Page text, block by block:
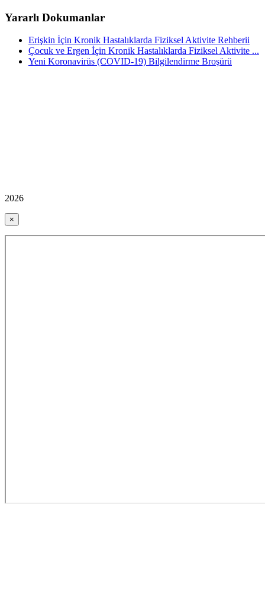
Yararlı Dokumanlar
Erişkin İçin Kronik Hastalıklarda Fiziksel Aktivite Rehberii
Çocuk ve Ergen İçin Kronik Hastalıklarda Fiziksel Aktivite ...
Yeni Koronavirüs (COVID-19) Bilgilendirme Broşürü
2026
×